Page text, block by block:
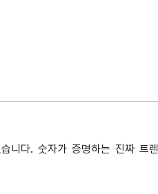
니다.숫자가 증명하는 진짜 트